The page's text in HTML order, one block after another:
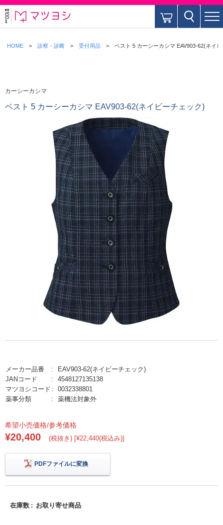
HOME 診察・診断 受付用品 ベスト 5 カーシーカシマ EAV903-62(ネイ
カーシーカシマ
ベスト 5 カーシーカシマ EAV903-62(ネイビーチェック)
メーカー品番
EAV903-62(ネイビーチェック)
JANコード
4548127135138
マツヨシコード
0032338801
薬事分類
薬機法対象外
希望小売価格/参考価格
¥20,400 (税抜き) [¥22,440(税込み)]
PDFファイルに変換
在庫数 お取り寄せ商品